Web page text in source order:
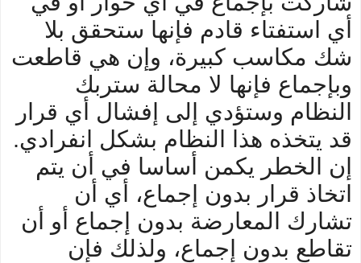
أي استفتاء قادم فإنها ستحقق بلا
شك مكاسب كبيرة، وإن هي قاطعت
وبإجماع فإنها لا محالة ستربك
النظام وستؤدي إلى إفشال أي قرار
قد يتخذه هذا النظام بشكل انفرادي.
إن الخطر يكمن أساسا في أن يتم
اتخاذ قرار بدون إجماع، أي أن
تشارك المعارضة بدون إجماع أو أن
تقاطع بدون إجماع، ولذلك فإن